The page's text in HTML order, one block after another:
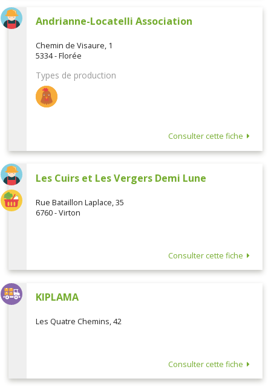
Andrianne-Locatelli Association
Chemin de Visaure, 1
5334 - Florée
Types de production
Consulter cette fiche
Les Cuirs et Les Vergers Demi Lune
Rue Bataillon Laplace, 35
6760 - Virton
Consulter cette fiche
KIPLAMA
Les Quatre Chemins, 42
Consulter cette fiche